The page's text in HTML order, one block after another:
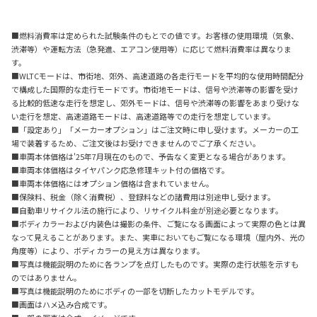
■燃料消費率は定められた試験条件のもとでの値です。お客様の使用環境（気象、
渋滞等）や運転方法（急発進、エアコン使用等）に応じて燃料消費率は異なりま
す。
■WLTCモードは、市街地、郊外、高速道路の各走行モードを平均的な使用時間配分
で構成した国際的な走行モードです。市街地モードは、信号や渋滞等の影響を受け
る比較的低速な走行を想定し、郊外モードは、信号や渋滞等の影響をあまり受けな
い走行を想定、高速道路モードは、高速道路等での走行を想定しています。
■「設定あり」「メーカーオプション」はご注文時に申し受けます。メーカーの工
場で装着するため、ご注文後はお受けできませんのでご了承ください。
■車両本体価格は'25年7月現在のもので、予告なく変更となる場合があります。
■車両本体価格はタイヤパンク応急修理キット付の価格です。
■車両本体価格にはオプション価格は含まれていません。
■保険料、税金（除く消費税）、登録料などの諸費用は別途申し受けます。
■自動車リサイクル法の施行により、リサイクル料金が別途必要となります。
■ボディカラーおよび内装色は撮影の条件、ご覧になる画面によって実際の色とは異
なって見えることがあります。また、実車においてもご覧になる環境（屋内外、光の
角度等）により、ボディカラーの見え方は異なります。
■写真は機能説明のために各ランプを点灯したものです。実際の走行状態を示すも
のではありません。
■写真は機能説明のためにボディの一部を切断したカットモデルです。
■画面はハメ込み合成です。